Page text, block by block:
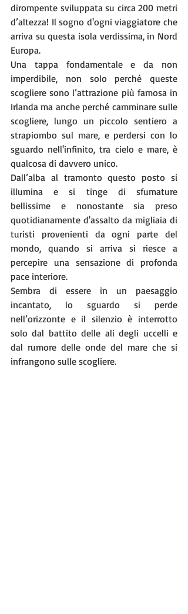
dirompente sviluppata su circa 200 metri
d’altezza! Il sogno d'ogni viaggiatore che
arriva su questa isola verdissima, in Nord
Europa.
Una tappa fondamentale e da non
imperdibile, non solo perché queste
scogliere sono l’attrazione più famosa in
Irlanda ma anche perché camminare sulle
scogliere, lungo un piccolo sentiero a
strapiombo sul mare, e perdersi con lo
sguardo nell'infinito, tra cielo e mare, è
qualcosa di davvero unico.
Dall’alba al tramonto questo posto si
illumina e si tinge di sfumature
bellissime e nonostante sia preso
quotidianamente d'assalto da migliaia di
turisti provenienti da ogni parte del
mondo, quando si arriva si riesce a
percepire una sensazione di profonda
pace interiore.
Sembra di essere in un paesaggio
incantato, lo sguardo si perde
nell’orizzonte e il silenzio è interrotto
solo dal battito delle ali degli uccelli e
dal rumore delle onde del mare che si
infrangono sulle scogliere.